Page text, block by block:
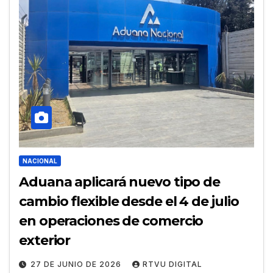
NACIONAL
Aduana aplicará nuevo tipo de
cambio flexible desde el 4 de julio
en operaciones de comercio
exterior
27 DE JUNIO DE 2026 RTVU DIGITAL